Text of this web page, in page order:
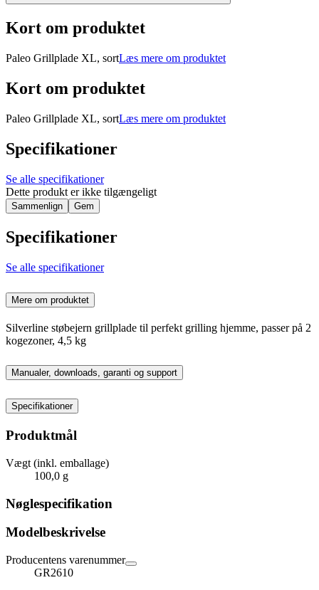
Kort om produktet
Paleo Grillplade XL, sortLæs mere om produktet
Kort om produktet
Paleo Grillplade XL, sortLæs mere om produktet
Specifikationer
Se alle specifikationer
Dette produkt er ikke tilgængeligt
Sammenlign Gem
Specifikationer
Se alle specifikationer
Mere om produktet
Silverline støbejern grillplade til perfekt grilling hjemme, passer på 2
kogezoner, 4,5 kg
Manualer, downloads, garanti og support
Specifikationer
Produktmål
Vægt (inkl. emballage)
100,0 g
Nøglespecifikation
Modelbeskrivelse
Producentens varenummer
GR2610